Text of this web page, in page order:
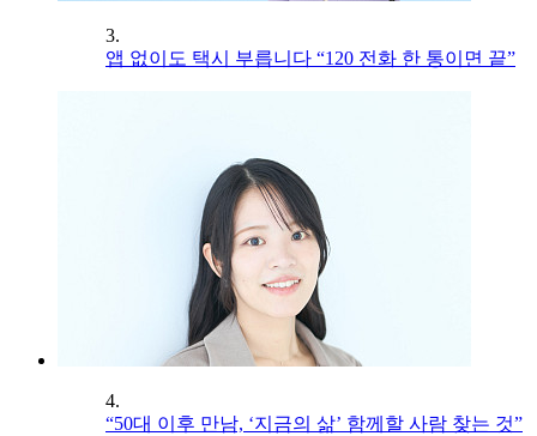
3.
앱 없이도 택시 부릅니다 “120 전화 한 통이면 끝”
4.
“50대 이후 만남, ‘지금의 삶’ 함께할 사람 찾는 것”